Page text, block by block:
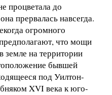
процветала до
прервалась навсегда.
огромного
что мощи
земле на территории
бывшей
под Уилтон-
XVI века к юго-